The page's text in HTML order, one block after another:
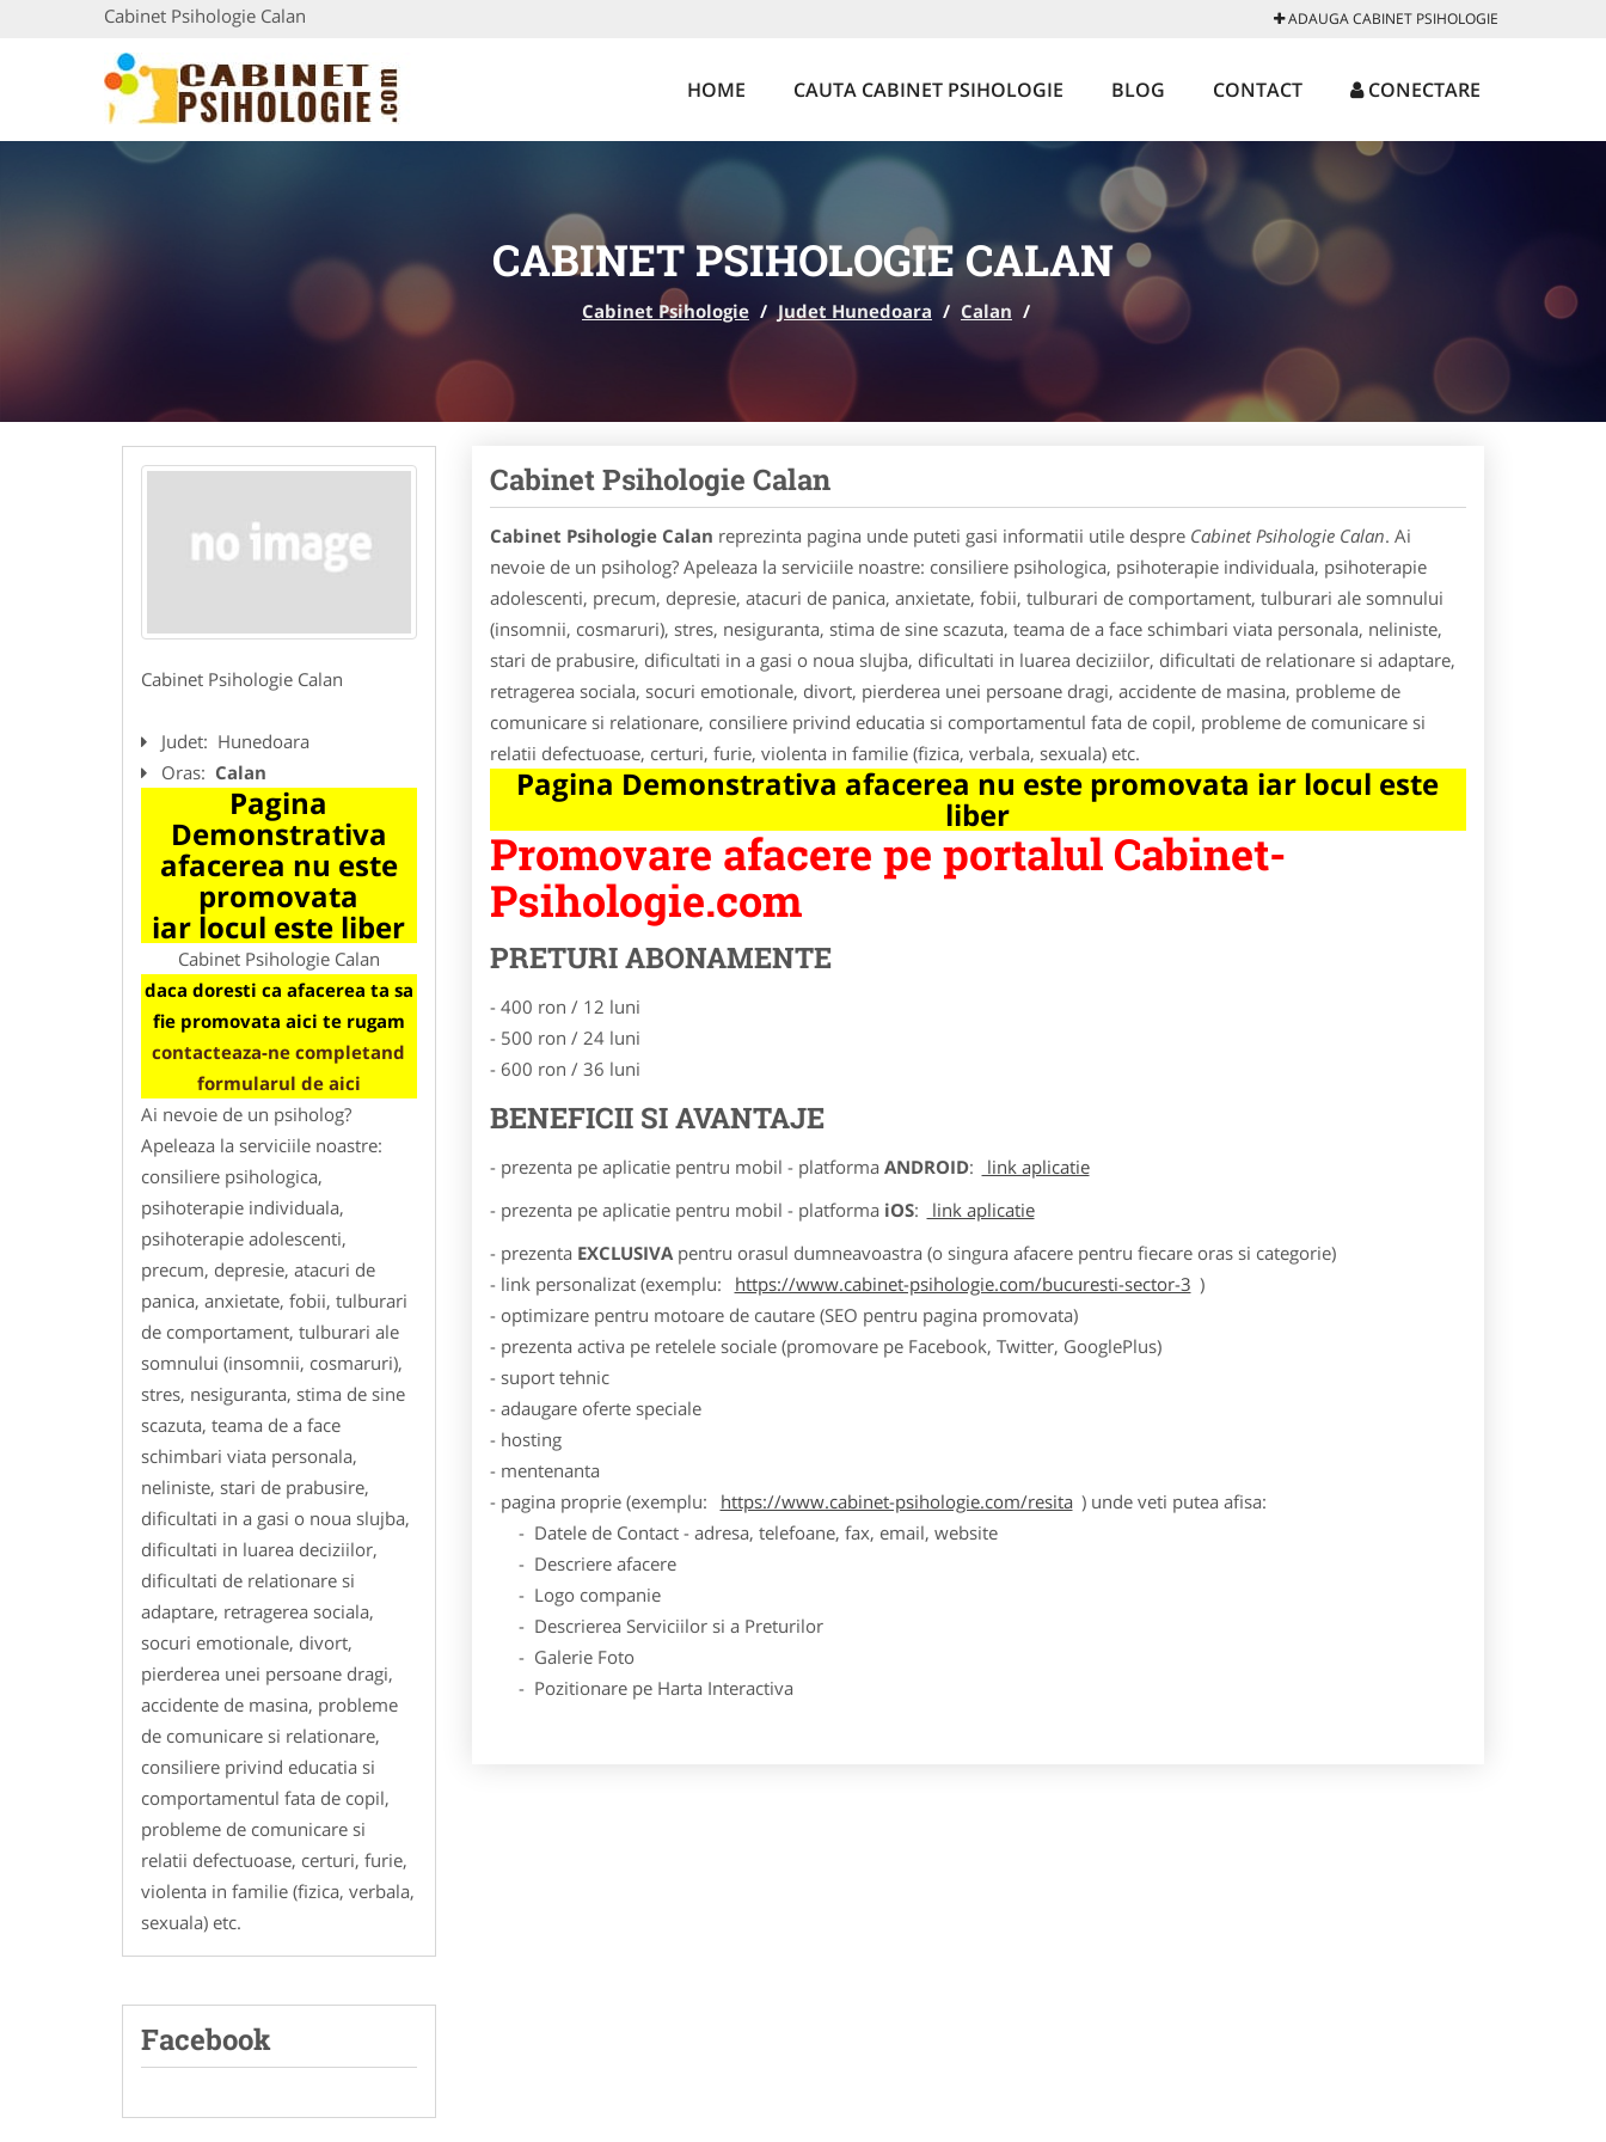
Cabinet Psihologie Calan ADAUGA CABINET PSIHOLOGIE
HOME CAUTA CABINET PSIHOLOGIE BLOG CONTACT CONECTARE
CABINET PSIHOLOGIE CALAN
Cabinet Psihologie / Judet Hunedoara / Calan /
Cabinet Psihologie Calan
Judet: Hunedoara
Oras: Calan
Pagina
Demonstrativa
afacerea nu este
promovata
iar locul este liber
Cabinet Psihologie Calan
daca doresti ca afacerea ta sa
fie promovata aici te rugam
contacteaza-ne completand
formularul de aici
Ai nevoie de un psiholog?
Apeleaza la serviciile noastre:
consiliere psihologica,
psihoterapie individuala,
psihoterapie adolescenti,
precum, depresie, atacuri de
panica, anxietate, fobii, tulburari
de comportament, tulburari ale
somnului (insomnii, cosmaruri),
stres, nesiguranta, stima de sine
scazuta, teama de a face
schimbari viata personala,
neliniste, stari de prabusire,
dificultati in a gasi o noua slujba,
dificultati in luarea deciziilor,
dificultati de relationare si
adaptare, retragerea sociala,
socuri emotionale, divort,
pierderea unei persoane dragi,
accidente de masina, probleme
de comunicare si relationare,
consiliere privind educatia si
comportamentul fata de copil,
probleme de comunicare si
relatii defectuoase, certuri, furie,
violenta in familie (fizica, verbala,
sexuala) etc.
Facebook
Cabinet Psihologie Calan
Cabinet Psihologie Calan reprezinta pagina unde puteti gasi informatii utile despre Cabinet Psihologie Calan. Ai
nevoie de un psiholog? Apeleaza la serviciile noastre: consiliere psihologica, psihoterapie individuala, psihoterapie
adolescenti, precum, depresie, atacuri de panica, anxietate, fobii, tulburari de comportament, tulburari ale somnului
(insomnii, cosmaruri), stres, nesiguranta, stima de sine scazuta, teama de a face schimbari viata personala, neliniste,
stari de prabusire, dificultati in a gasi o noua slujba, dificultati in luarea deciziilor, dificultati de relationare si adaptare,
retragerea sociala, socuri emotionale, divort, pierderea unei persoane dragi, accidente de masina, probleme de
comunicare si relationare, consiliere privind educatia si comportamentul fata de copil, probleme de comunicare si
relatii defectuoase, certuri, furie, violenta in familie (fizica, verbala, sexuala) etc.
Pagina Demonstrativa afacerea nu este promovata iar locul este
liber
Promovare afacere pe portalul Cabinet-
Psihologie.com
PRETURI ABONAMENTE
- 400 ron / 12 luni
- 500 ron / 24 luni
- 600 ron / 36 luni
BENEFICII SI AVANTAJE
- prezenta pe aplicatie pentru mobil - platforma ANDROID:
link aplicatie
- prezenta pe aplicatie pentru mobil - platforma iOS:
link aplicatie
- prezenta EXCLUSIVApentru orasul dumneavoastra (o singura afacere pentru fiecare oras si categorie)
- link personalizat (exemplu:
https://www.cabinet-psihologie.com/bucuresti-sector-3 )
- optimizare pentru motoare de cautare (SEO pentru pagina promovata)
- prezenta activa pe retelele sociale (promovare pe Facebook, Twitter, GooglePlus)
- suport tehnic
- adaugare oferte speciale
- hosting
- mentenanta
- pagina proprie (exemplu:
https://www.cabinet-psihologie.com/resita ) unde veti putea afisa:
- Datele de Contact - adresa, telefoane, fax, email, website
- Descriere afacere
- Logo companie
- Descrierea Serviciilor si a Preturilor
- Galerie Foto
- Pozitionare pe Harta Interactiva